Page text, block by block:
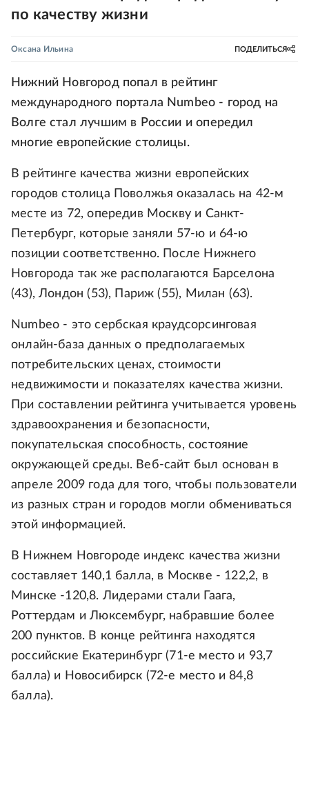
по качеству жизни
Оксана Ильина ПОДЕЛИТЬСЯ
Нижний Новгород попал в рейтинг
международного портала Numbeo - город на
Волге стал лучшим в России и опередил
многие европейские столицы.
В рейтинге качества жизни европейских
городов столица Поволжья оказалась на 42-м
месте из 72, опередив Москву и Санкт-
Петербург, которые заняли 57-ю и 64-ю
позиции соответственно. После Нижнего
Новгорода так же располагаются Барселона
(43), Лондон (53), Париж (55), Милан (63).
Numbeo - это сербская краудсорсинговая
онлайн-база данных о предполагаемых
потребительских ценах, стоимости
недвижимости и показателях качества жизни.
При составлении рейтинга учитывается уровень
здравоохранения и безопасности,
покупательская способность, состояние
окружающей среды. Веб-сайт был основан в
апреле 2009 года для того, чтобы пользователи
из разных стран и городов могли обмениваться
этой информацией.
В Нижнем Новгороде индекс качества жизни
составляет 140,1 балла, в Москве - 122,2, в
Минске -120,8. Лидерами стали Гаага,
Роттердам и Люксембург, набравшие более
200 пунктов. В конце рейтинга находятся
российские Екатеринбург (71-е место и 93,7
балла) и Новосибирск (72-е место и 84,8
балла).